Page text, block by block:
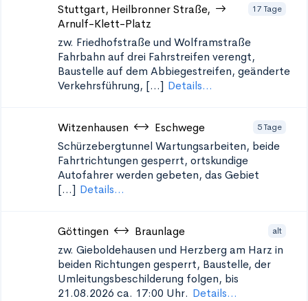
Stuttgart, Heilbronner Straße,
Arnulf-Klett-Platz
17 Tage
zw. Friedhofstraße und Wolframstraße
Fahrbahn auf drei Fahrstreifen verengt,
Baustelle auf dem Abbiegestreifen, geänderte
Verkehrsführung, [...] Details...
Witzenhausen Eschwege 5 Tage
Schürzebergtunnel Wartungsarbeiten, beide
Fahrtrichtungen gesperrt, ortskundige
Autofahrer werden gebeten, das Gebiet
[...] Details...
Göttingen Braunlage alt
zw. Gieboldehausen und Herzberg am Harz in
beiden Richtungen gesperrt, Baustelle, der
Umleitungsbeschilderung folgen, bis
21.08.2026 ca. 17:00 Uhr. Details...